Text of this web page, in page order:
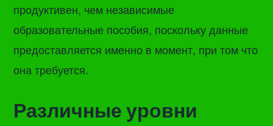
продуктивен, чем независимые
образовательные пособия, поскольку данные
предоставляется именно в момент, при том что
она требуется.
Различные уровни